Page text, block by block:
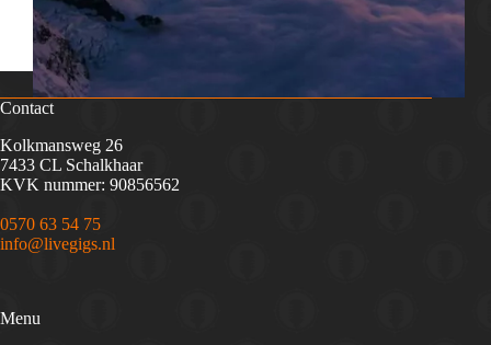
Contact
Kolkmansweg 26
7433 CL Schalkhaar
KVK nummer: 90856562
0570 63 54 75
info@livegigs.nl
Menu